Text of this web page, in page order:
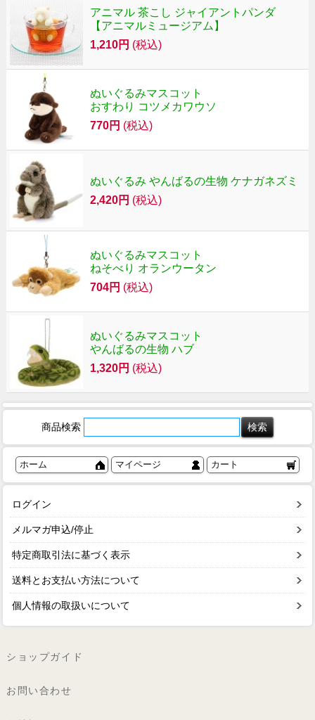
アニマル 茶こし ジャイアントパンダ
【アニマルミュージアム】
1,210円 (税込)
ぬいぐるみマスコット
おすわり コツメカワウソ
770円 (税込)
ぬいぐるみ やんばるの生物 ケナガネズミ
2,420円 (税込)
ぬいぐるみマスコット
ねそべり オランウータン
704円 (税込)
ぬいぐるみマスコット
やんばるの生物 ハブ
1,320円 (税込)
商品検索
ホーム マイページ カート
ログイン
メルマガ申込/停止
特定商取引法に基づく表示
送料とお支払い方法について
個人情報の取扱いについて
ショップガイド
お問い合わせ